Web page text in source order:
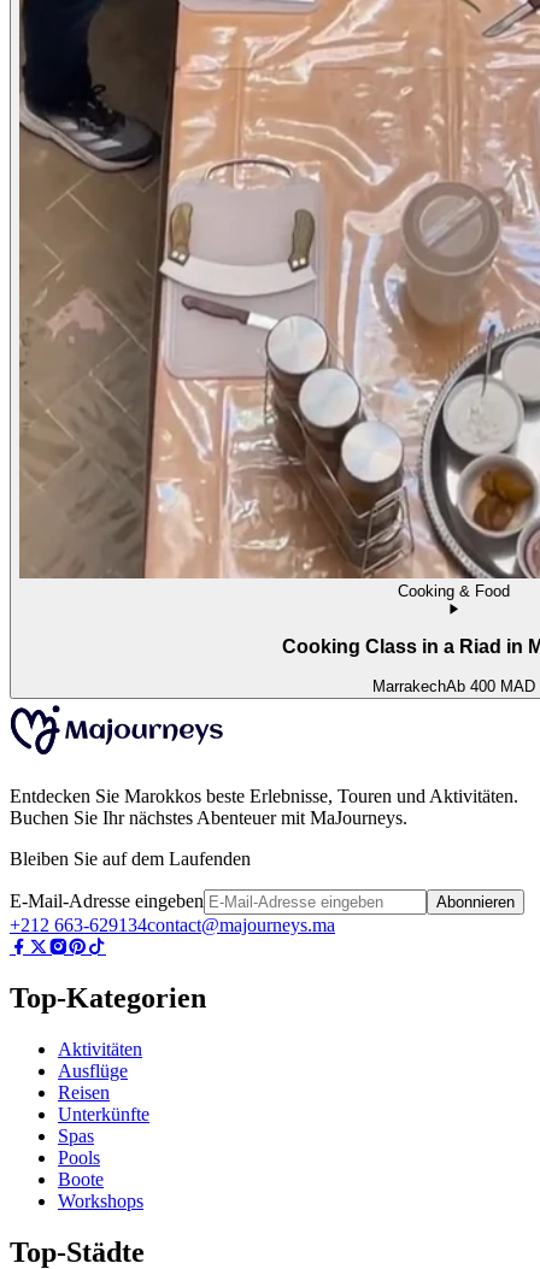
Cooking & Food
Cooking Class in a Riad in
MarrakechAb 400 MAD
Entdecken Sie Marokkos beste Erlebnisse, Touren und Aktivitäten.
Buchen Sie Ihr nächstes Abenteuer mit MaJourneys.
Bleiben Sie auf dem Laufenden
E-Mail-Adresse eingeben Abonnieren
+212 663-629134contact@majourneys.ma
Top-Kategorien
Aktivitäten
Ausflüge
Reisen
Unterkünfte
Spas
Pools
Boote
Workshops
Top-Städte